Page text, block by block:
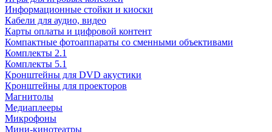
Информационные стойки и киоски
Кабели для аудио, видео
Карты оплаты и цифровой контент
Компактные фотоаппараты со сменными объективами
Комплекты 2.1
Комплекты 5.1
Кронштейны для DVD акустики
Кронштейны для проекторов
Магнитолы
Медиаплееры
Микрофоны
Мини-кинотеатры